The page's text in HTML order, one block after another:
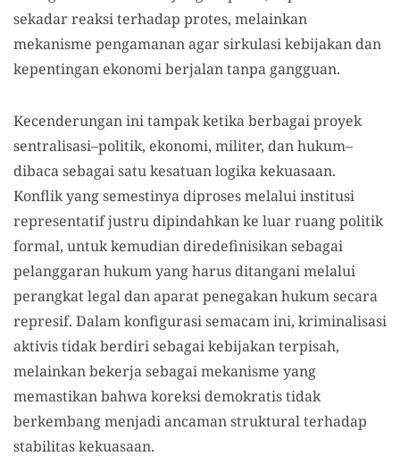
sekadar reaksi terhadap protes, melainkan
mekanisme pengamanan agar sirkulasi kebijakan dan
kepentingan ekonomi berjalan tanpa gangguan.
Kecenderungan ini tampak ketika berbagai proyek
sentralisasi–politik, ekonomi, militer, dan hukum–
dibaca sebagai satu kesatuan logika kekuasaan.
Konflik yang semestinya diproses melalui institusi
representatif justru dipindahkan ke luar ruang politik
formal, untuk kemudian diredefinisikan sebagai
pelanggaran hukum yang harus ditangani melalui
perangkat legal dan aparat penegakan hukum secara
represif. Dalam konfigurasi semacam ini, kriminalisasi
aktivis tidak berdiri sebagai kebijakan terpisah,
melainkan bekerja sebagai mekanisme yang
memastikan bahwa koreksi demokratis tidak
berkembang menjadi ancaman struktural terhadap
stabilitas kekuasaan.